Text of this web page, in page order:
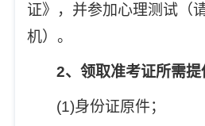
证》，并参加心理测试（
机）。
2、领取准考证所需提
(1)身份证原件；